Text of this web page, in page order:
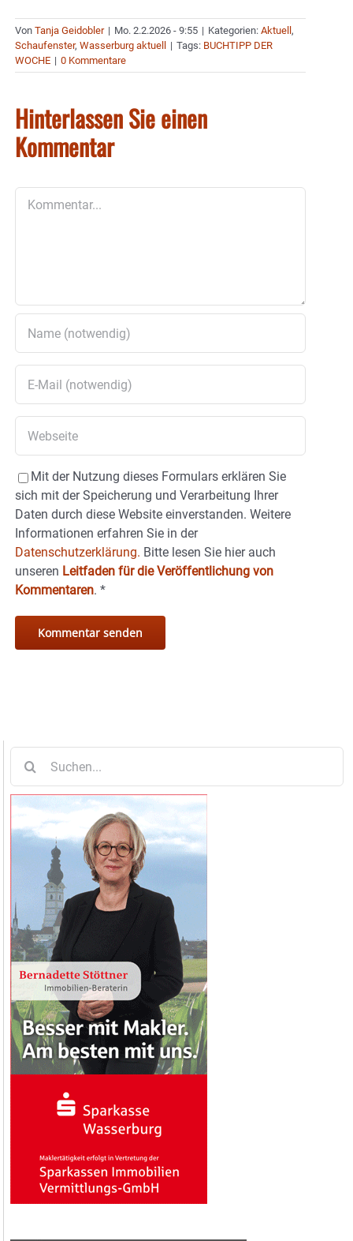
Von Tanja Geidobler | Mo. 2.2.2026 - 9:55 | Kategorien: Aktuell ,
Schaufenster, Wasserburg aktuell | Tags: BUCHTIPP DER
WOCHE | 0 Kommentare
Hinterlassen Sie einen
Kommentar
Mit der Nutzung dieses Formulars erklären Sie
sich mit der Speicherung und Verarbeitung Ihrer
Daten durch diese Website einverstanden. Weitere
Informationen erfahren Sie in der
Datenschutzerklärung. Bitte lesen Sie hier auch
unseren Leitfaden für die Veröffentlichung von
Kommentaren. *
nach: